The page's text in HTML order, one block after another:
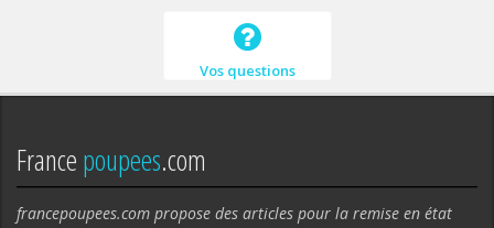
Vos questions
Francepoupees.com
francepoupees.com propose des articles pour la remise en état